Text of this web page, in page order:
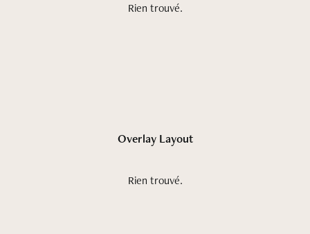
Rien trouvé.
Overlay Layout
Rien trouvé.